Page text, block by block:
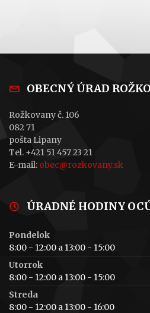
OBECNÝ ÚRAD
Rožkovany č. 106
082 71
pošta Lipany
Tel. +421 51 457 23 21
E-mail: obec@rozkovany.sk
ÚRADNÉ HODINY
Pondelok
8:00 - 12:00 a 13:00 - 15:00
Utorrok
8:00 - 12:00 a 13:00 - 15:00
Streda
8:00 - 12:00 a 13:00 - 16:00